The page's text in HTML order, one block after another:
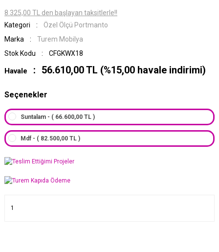
8.325,00 TL den başlayan taksitlerle!!
Kategori
Özel Ölçü Portmanto
Marka
Turem Mobilya
Stok Kodu
CFGKWX18
Havale 56.610,00 TL (%15,00 havale indirimi)
Seçenekler
Suntalam - ( 66.600,00 TL )
Mdf - ( 82.500,00 TL )